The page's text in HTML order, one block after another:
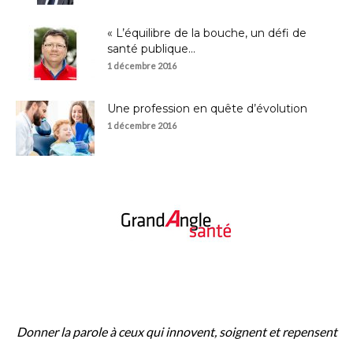
« L’équilibre de la bouche, un défi de
santé publique...
1 décembre 2016
Une profession en quête d’évolution
1 décembre 2016
Donner la parole à ceux qui innovent, soignent et repensent